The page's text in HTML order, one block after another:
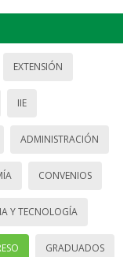
EXTENSIÓN
IIE
ADMINISTRACIÓN
CONVENIOS
Y TECNOLOGÍA
GRADUADOS